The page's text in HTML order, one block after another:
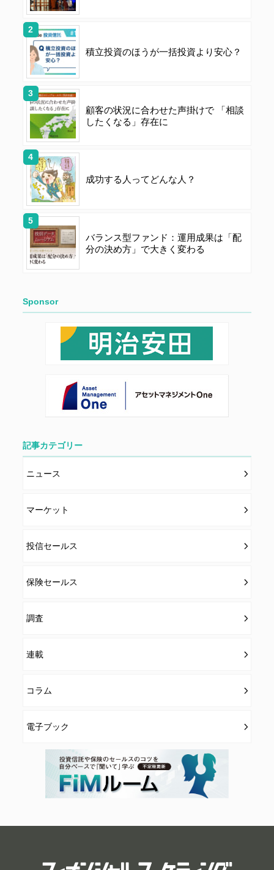
積立投資のほうが一括投資より安心？
顧客の状況に合わせた声掛けで 「相談
したくなる」存在に
成功する人ってどんな人？
バランス型ファンド：運用成果は「配
分の決め方」で大きく変わる
Sponsor
記事カテゴリー
ニュース
マーケット
投信セールス
保険セールス
調査
連載
コラム
電子ブック